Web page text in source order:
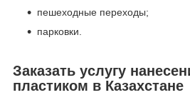
пешеходные переходы;
парковки.
Заказать услугу
пластиком в Казахстане